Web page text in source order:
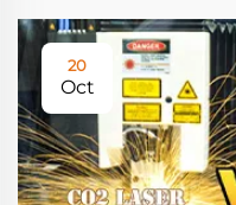
20
Oct